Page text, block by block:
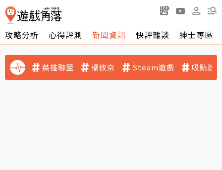
攻略分析 心得評測 新聞資訊 快評雜談 紳士專區
英雄聯盟 橘攸奈 Steam遊戲 吸點迷